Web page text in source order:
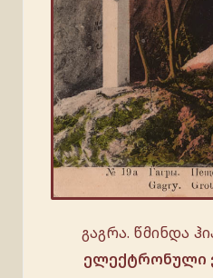
გაგრა. წმინდა
ელექტრონული